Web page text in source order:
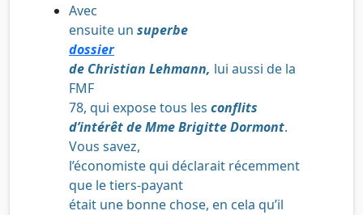
Avec
ensuite un superbe
dossier
de Christian Lehmann, lui aussi de la
FMF
78, qui expose tous les conflits
d’intérêt de Mme Brigitte Dormont.
Vous savez,
l’économiste qui déclarait récemment
que le tiers-payant
était une bonne chose, en cela qu’il